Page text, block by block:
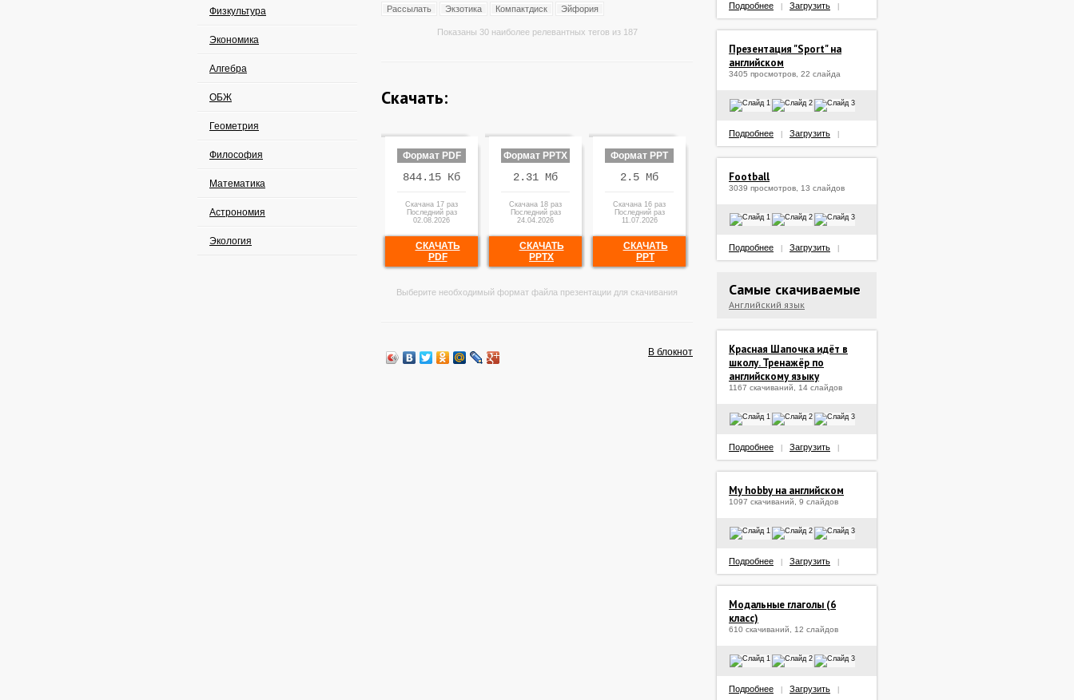
Физкультура
Экономика
Алгебра
ОБЖ
Геометрия
Философия
Математика
Астрономия
Экология
Рассылать
Экзотика Компактдиск Эйфория
Показаны 30 наиболее релевантных тегов из 187
Скачать:
Формат PDF
844.15 Кб
Скачана 17 раз
Последний раз
02.08.2026
СКАЧАТЬ
PDF
Формат PPTX
2.31 Мб
Скачана 18 раз
Последний раз
24.04.2026
СКАЧАТЬ
PPTX
Формат PPT
2.5 Мб
Скачана 16 раз
Последний раз
11.07.2026
СКАЧАТЬ
PPT
Выберите необходимый формат файла презентации для скачивания
В блокнот
Подробнее Загрузить
Презентация "Sport" на
английском
3405 просмотров, 22 слайда
Подробнее Загрузить
Football
3039 просмотров, 13 слайдов
Подробнее Загрузить
Самые скачиваемые
Английский язык
Красная Шапочка идёт в
школу. Тренажёр по
английскому языку
1167 скачиваний, 14 слайдов
Подробнее Загрузить
My hobby на английском
1097 скачиваний, 9 слайдов
Подробнее Загрузить
Модальные глаголы (6
класс)
610 скачиваний, 12 слайдов
Подробнее Загрузить